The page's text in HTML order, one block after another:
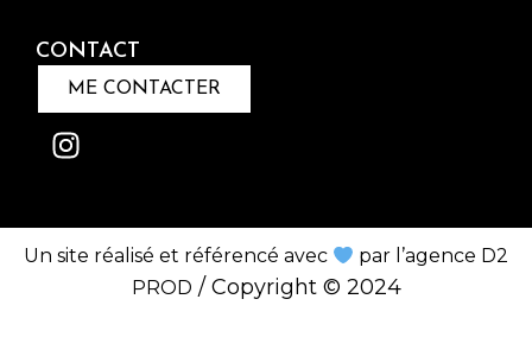
CONTACT
ME CONTACTER
Un site réalisé et référencé avec
par l’agence D2
PROD /Copyright © 2024